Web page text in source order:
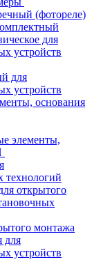
(фотореле)
для
устройств
для
устройств
основания
элементы,
открытого
монтажа
для
устройств